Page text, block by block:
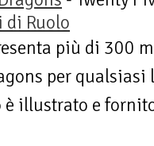
di Ruolo
più di 300
per
è illustrato e